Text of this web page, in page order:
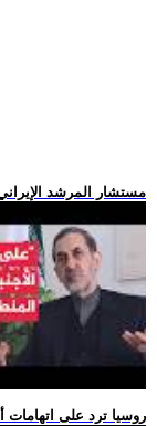
.. مستشار المرشد
.. روسيا ترد على اتهامات